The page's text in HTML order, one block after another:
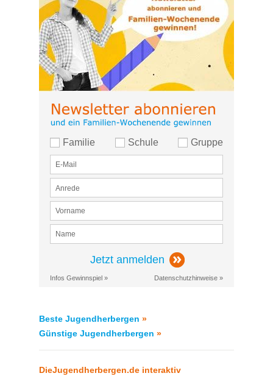
Familie Schule Gruppe
Jetzt anmelden
Infos Gewinnspiel » Datenschutzhinweise »
Beste Jugendherbergen »
Günstige Jugendherbergen »
DieJugendherbergen.de interaktiv